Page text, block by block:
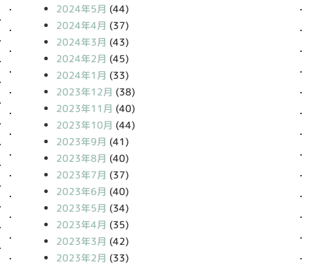
2024年5月 (44)
2024年4月 (37)
2024年3月 (43)
2024年2月 (45)
2024年1月 (33)
2023年12月 (38)
2023年11月 (40)
2023年10月 (44)
2023年9月 (41)
2023年8月 (40)
2023年7月 (37)
2023年6月 (40)
2023年5月 (34)
2023年4月 (35)
2023年3月 (42)
2023年2月 (33)